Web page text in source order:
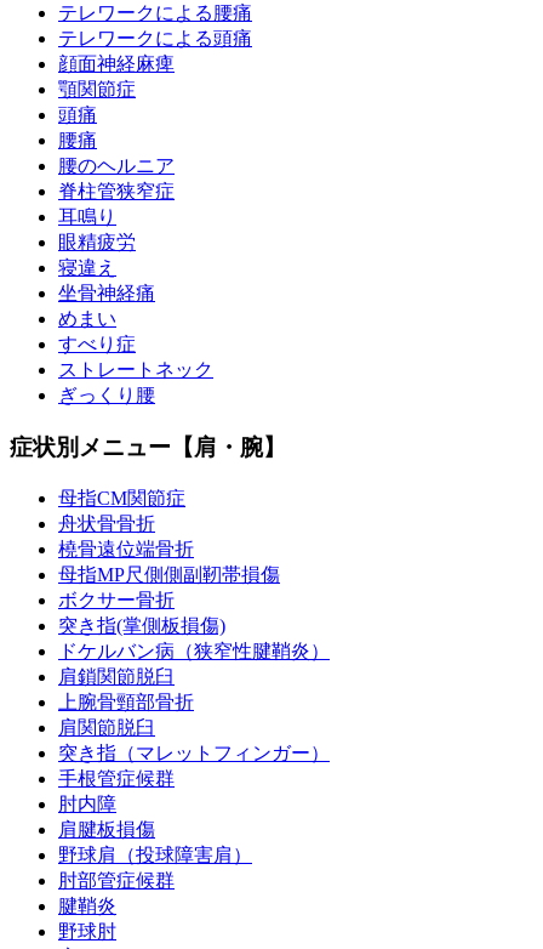
テレワークによる腰痛
テレワークによる頭痛
顔面神経麻痺
顎関節症
頭痛
腰痛
腰のヘルニア
脊柱管狭窄症
耳鳴り
眼精疲労
寝違え
坐骨神経痛
めまい
すべり症
ストレートネック
ぎっくり腰
症状別メニュー【肩・腕】
母指CM関節症
舟状骨骨折
橈骨遠位端骨折
母指MP尺側側副靭帯損傷
ボクサー骨折
突き指(掌側板損傷)
ドケルバン病（狭窄性腱鞘炎）
肩鎖関節脱臼
上腕骨頸部骨折
肩関節脱臼
突き指（マレットフィンガー）
手根管症候群
肘内障
肩腱板損傷
野球肩（投球障害肩）
肘部管症候群
腱鞘炎
野球肘